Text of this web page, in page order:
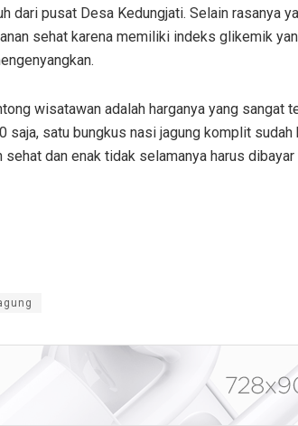
dari pusat Desa Kedungjati. Selain rasanya
sehat karena memiliki indeks glikemik
wisatawan adalah harganya yang sangat
saja, satu bungkus nasi jagung komplit
dan enak tidak selamanya harus dibayar